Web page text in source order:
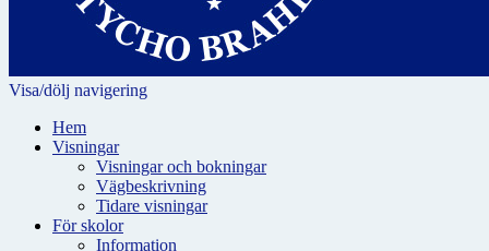
Visa/dölj navigering
Hem
Visningar
Visningar och bokningar
Vägbeskrivning
Tidare visningar
För skolor
Information